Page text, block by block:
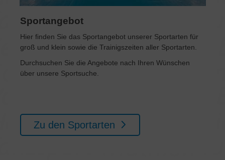
Sportangebot
Hier finden Sie das Sportangebot unserer Sportarten für
groß und klein sowie die Trainigszeiten aller Sportarten.
Durchsuchen Sie die Angebote nach Ihren Wünschen
über unsere Sportsuche.
Zu den Sportarten